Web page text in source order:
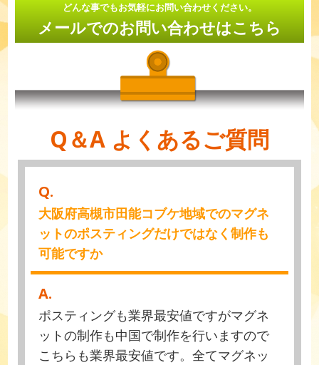
どんな事でもお気軽にお問い合わせください。
メールでのお問い合わせはこちら
Q＆A よくあるご質問
Q.
大阪府高槻市田能コブケ地域でのマグネ
ットのポスティングだけではなく制作も
可能ですか
A.
ポスティングも業界最安値ですがマグネ
ットの制作も中国で制作を行いますので
こちらも業界最安値です。全てマグネッ